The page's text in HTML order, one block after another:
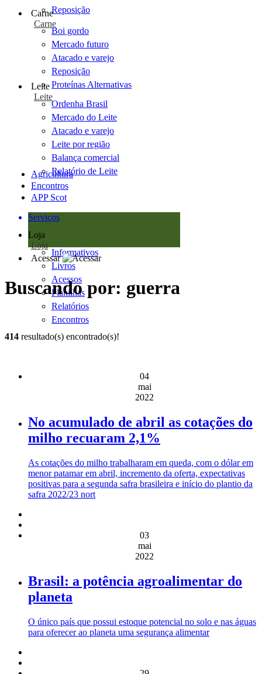
Reposição
Carne
Carne
Boi gordo
Mercado futuro
Atacado e varejo
Reposição
Proteínas Alternativas
Leite
Leite
Ordenha Brasil
Mercado do Leite
Atacado e varejo
Leite por região
Balança comercial
Relatório de Leite
Agricultura
Encontros
APP Scot
Serviços
Loja
Loja
Informativos
Livros
Acessos
Planilhas
Relatórios
Encontros
Acessar
Buscando por: guerra
414 resultado(s) encontrado(s)!
04
mai
2022
No acumulado de abril as cotações do
milho recuaram 2,1%
As cotações do milho trabalharam em queda, com o dólar em
menor patamar em abril, incremento da oferta, expectativas
positivas para a segunda safra brasileira e início do plantio da
safra 2022/23 nort
03
mai
2022
Brasil: a potência agroalimentar do
planeta
O único país que possui estoque potencial no solo e nas águas
para oferecer ao planeta uma segurança alimentar